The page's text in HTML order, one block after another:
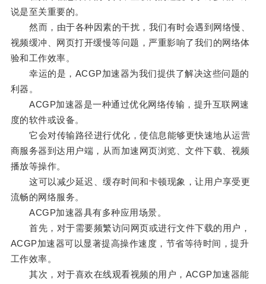
说是至关重要的。
然而，由于各种因素的干扰，我们有时会遇到网络慢、
视频缓冲、网页打开缓慢等问题，严重影响了我们的网络体
验和工作效率。
幸运的是，ACGP加速器为我们提供了解决这些问题的
利器。
ACGP加速器是一种通过优化网络传输，提升互联网速
度的软件或设备。
它会对传输路径进行优化，使信息能够更快速地从运营
商服务器到达用户端，从而加速网页浏览、文件下载、视频
播放等操作。
这可以减少延迟、缓存时间和卡顿现象，让用户享受更
流畅的网络服务。
ACGP加速器具有多种应用场景。
首先，对于需要频繁访问网页或进行文件下载的用户，
ACGP加速器可以显著提高操作速度，节省等待时间，提升
工作效率。
其次，对于喜欢在线观看视频的用户，ACGP加速器能